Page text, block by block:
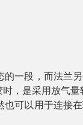
一段，而法
，是采用放气
可以用于连接